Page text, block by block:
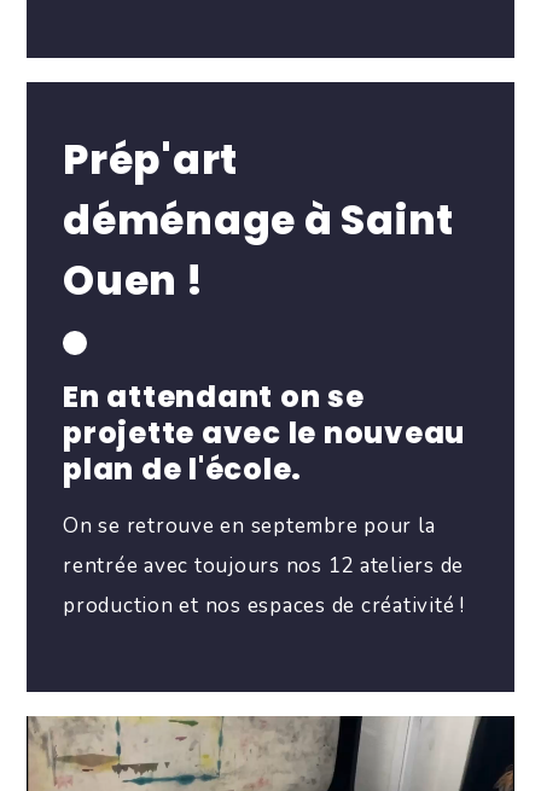
Prép'art
déménage à Saint
Ouen !
En attendant on se
projette avec le nouveau
plan de l'école.
On se retrouve en septembre pour la
rentrée avec toujours nos 12 ateliers de
production et nos espaces de créativité !